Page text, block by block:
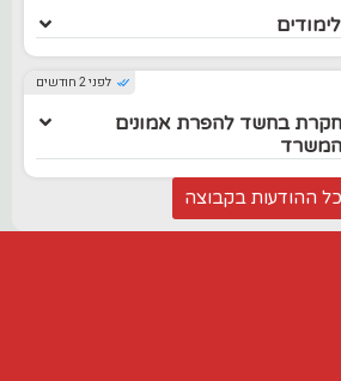
לפני 2 חודשים
בחשד להפרת אמונים
המשרד
ההודעות בקבוצה